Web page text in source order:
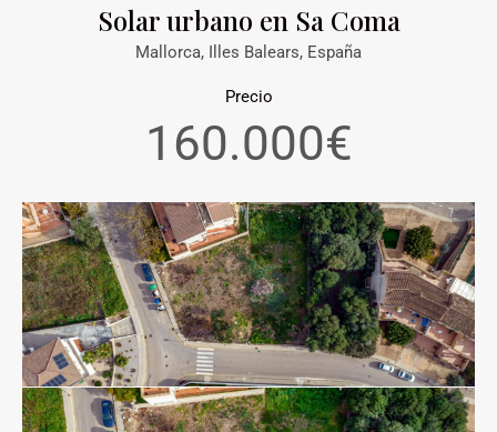
Solar urbano en Sa Coma
Mallorca, Illes Balears, España
Precio
160.000€